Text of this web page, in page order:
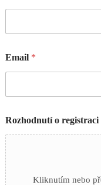
Email *
Rozhodnutí o registraci
Kliknutím nebo